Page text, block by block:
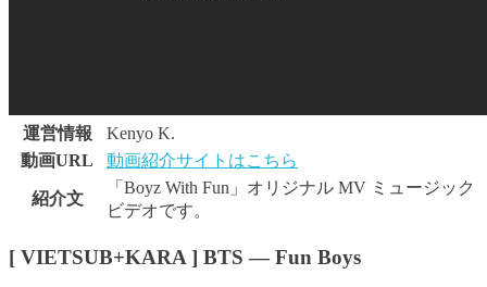
運営情報
Kenyo K.
動画URL
動画紹介サイトはこちら
紹介文
「Boyz With Fun」オリジナル MV ミュージック
ビデオです。
[ VIETSUB+KARA ] BTS — Fun Boys